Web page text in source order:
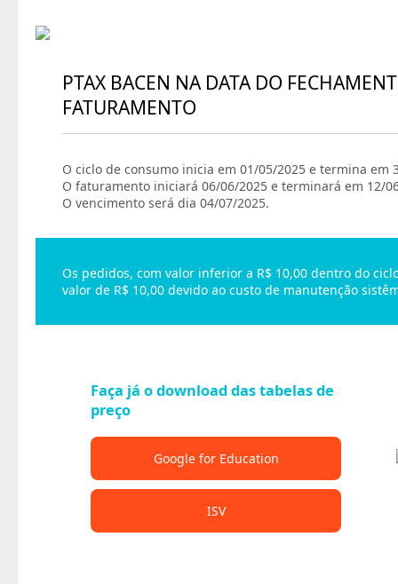
PTAX BACEN NA DATA DO
FATURAMENTO
O ciclo de consumo inicia em 01/05/2025 e termina em
O faturamento iniciará 06/06/2025 e terminará em 12/
O vencimento será dia 04/07/2025.
Os pedidos, com valor inferior a R$ 10,00 dentro do
valor de R$ 10,00 devido ao custo de manutenção
Faça já o download das tabelas de
preço
Google for Education
ISV